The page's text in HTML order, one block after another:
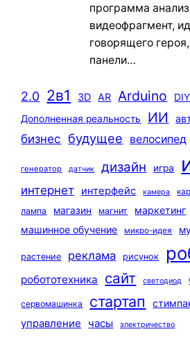
программа
видеофрагмент,
говорящего
панели…
2.0 2в1 3D AR Arduino DIY
Дополненная реальность ИИ
бизнес будущее велосипед
генератор датчик дизайн игра
интернет интерфейс камера
лампа
магазин магнит
маркетинг
машинное обучение
микро-идея
растение реклама рисунок
робототехника сайт светодиод
сервомашинка стартап
управление часы электричество